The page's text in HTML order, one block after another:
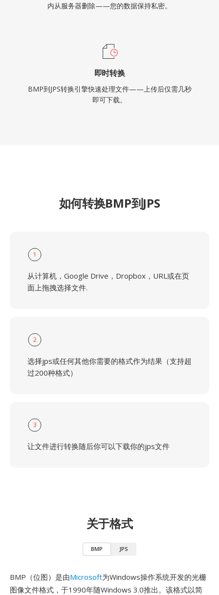
内从服务器删除——您的数据保持私密。
即时转换
BMP到JPS转换引擎快速处理文件——上传后仅需几秒
即可下载。
如何转换BMP到JPS
1
从计算机，Google Drive，Dropbox，URL或在页
面上拖拽选择文件.
2
选择jps或任何其他你需要的格式作为结果（支持超
过200种格式）
3
让文件进行转换随后你可以下载你的jps文件
关于格式
BMP JPS
BMP（位图）是由Microsoft为Windows操作系统开发的光栅
图像文件格式，于1990年随Windows 3.0推出。该格式以简